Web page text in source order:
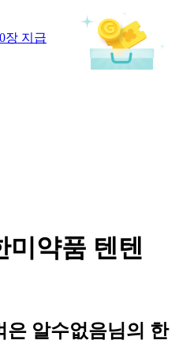
장 지급
미약품 텐텐
은 알수없음님의 한